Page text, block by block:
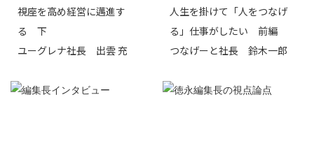
視座を高め経営に邁進す
る 下
ユーグレナ社長 出雲 充
人生を掛けて「人をつなげ
る」仕事がしたい 前編
つなげーと社長 鈴木一郎